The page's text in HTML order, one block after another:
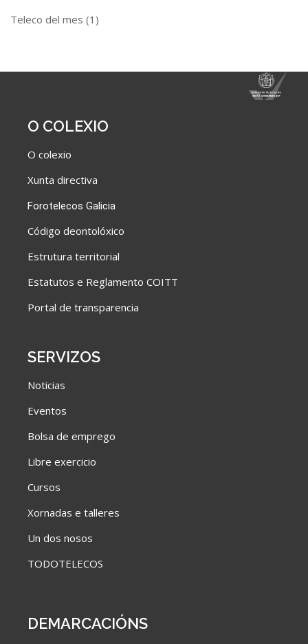
Teleco del mes (1)
O COLEXIO
O colexio
Xunta directiva
Forotelecos Galicia
Código deontolóxico
Estrutura territorial
Estatutos e Reglamento COITT
Portal de transparencia
SERVIZOS
Noticias
Eventos
Bolsa de emprego
Libre exercicio
Cursos
Xornadas e talleres
Un dos nosos
TODOTELECOS
DEMARCACIÓNS